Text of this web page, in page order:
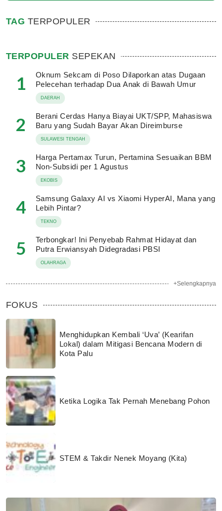
TAG TERPOPULER
TERPOPULER SEPEKAN
1
Oknum Sekcam di Poso Dilaporkan atas Dugaan
Pelecehan terhadap Dua Anak di Bawah Umur
DAERAH
2
Berani Cerdas Hanya Biayai UKT/SPP, Mahasiswa
Baru yang Sudah Bayar Akan Direimburse
SULAWESI TENGAH
3
Harga Pertamax Turun, Pertamina Sesuaikan BBM
Non-Subsidi per 1 Agustus
EKOBIS
4
Samsung Galaxy AI vs Xiaomi HyperAI, Mana yang
Lebih Pintar?
TEKNO
5
Terbongkar! Ini Penyebab Rahmat Hidayat dan
Putra Erwiansyah Didegradasi PBSI
OLAHRAGA
+Selengkapnya
FOKUS
Menghidupkan Kembali ‘Uva’ (Kearifan
Lokal) dalam Mitigasi Bencana Modern di
Kota Palu
Ketika Logika Tak Pernah Menebang Pohon
STEM & Takdir Nenek Moyang (Kita)